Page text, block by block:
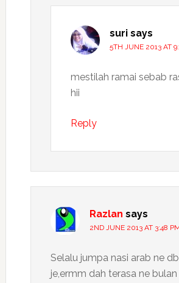
suri says
5TH JUNE 2013 AT
mestilah ramai sebab
hii
Reply
Razlan says
2ND JUNE 2013 AT 3:48
Selalu jumpa nasi arab ne
je,ermm dah terasa ne